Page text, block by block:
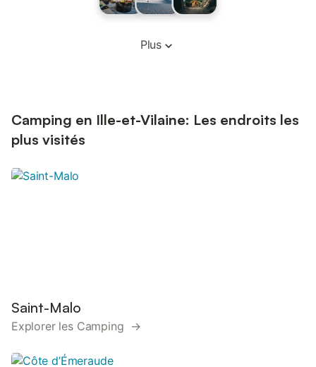
Plus
Camping en Ille-et-Vilaine: Les endroits les
plus visités
Saint-Malo
Explorer les Camping →